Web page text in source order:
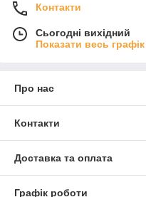
Контакти
Сьогодні вихідний
Показати весь
Про нас
Контакти
Доставка та оплата
Графік роботи